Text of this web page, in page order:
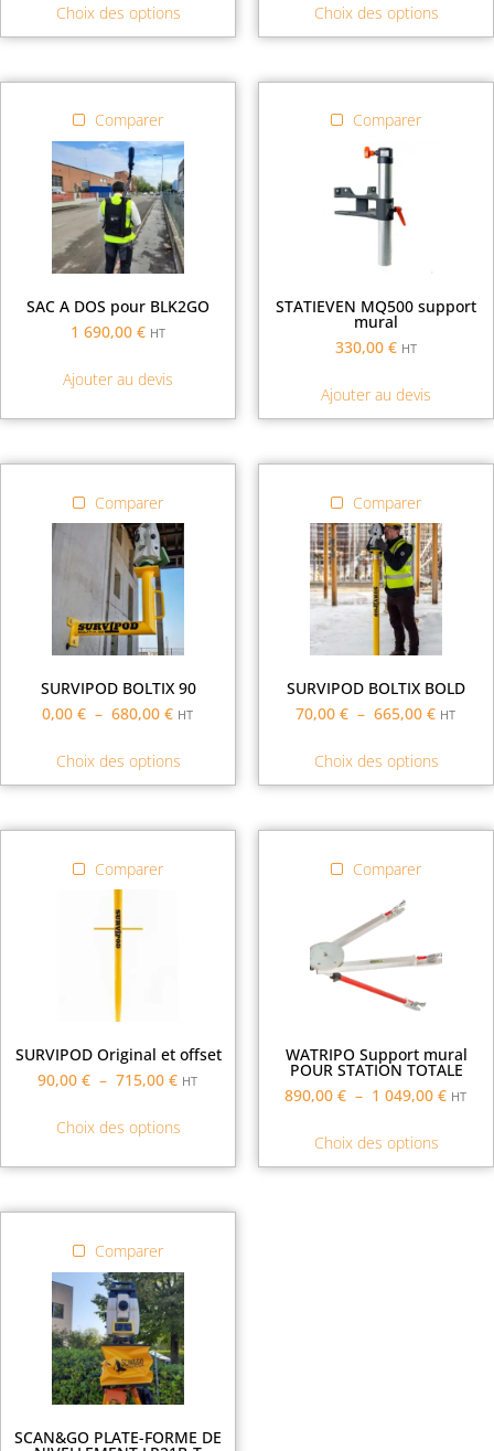
Choix des options Choix des options
Comparer
SAC A DOS pour BLK2GO
1 690,00 € HT
Ajouter au devis
Comparer
STATIEVEN MQ500 support
mural
330,00 € HT
Ajouter au devis
Comparer
SURVIPOD BOLTIX 90
0,00€ – 680,00€ HT
Choix des options
Comparer
SURVIPOD BOLTIX BOLD
70,00€ – 665,00€ HT
Choix des options
Comparer
SURVIPOD Original et offset
90,00€ – 715,00€ HT
Choix des options
Comparer
WATRIPO Support mural
POUR STATION TOTALE
890,00€ – 1 049,00€ HT
Choix des options
Comparer
SCAN&GO PLATE-FORME DE